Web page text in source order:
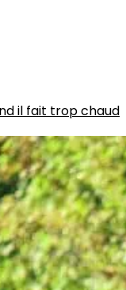
il fait trop chaud